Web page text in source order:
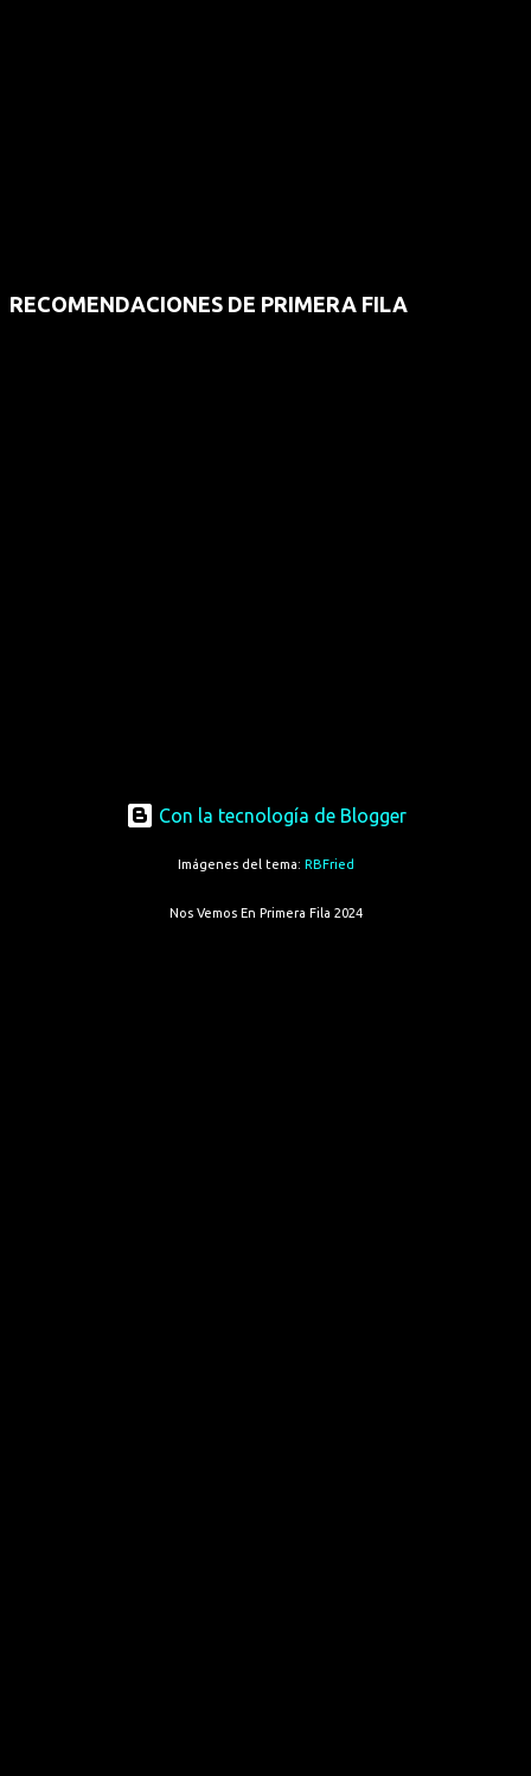
RECOMENDACIONES DE PRIMERA FILA
Con la tecnología de Blogger
Imágenes del tema: RBFried
Nos Vemos En Primera Fila 2024